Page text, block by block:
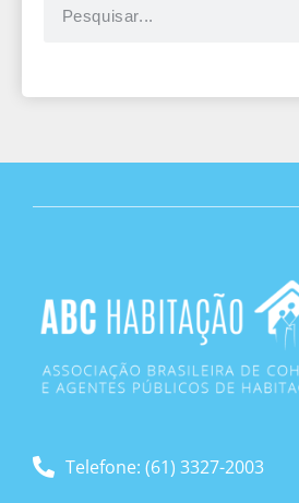
Telefone: (61) 3327-2003